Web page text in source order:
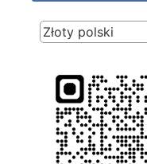
Złoty polski